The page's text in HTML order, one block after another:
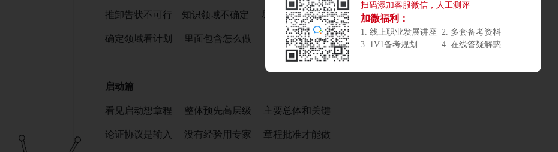
扫码添加客服微信，人工测评
加微福利：
1. 线上职业发展讲座 2. 多套备考资料
3. 1V1备考规划
4. 在线答疑解惑
推卸告状不可行 知识领域不确定 尽量要往整合靠
确定领域看计划 里面包含怎么做
启动篇
看见启动想章程 整体预先高层级 主要总体和关键
论证协议是输入 没有经验用专家 章程批准才能做